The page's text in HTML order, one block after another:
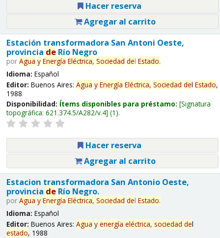
Hacer reserva
Agregar al carrito
Estación transformadora San Antoni Oeste,
provincia deRío Negro
por Agua y Energía Eléctrica, Sociedad del Estado.
Idioma: Español
Editor: Buenos Aires: Agua y Energía Eléctrica, Sociedad del Estado,
1988
Disponibilidad: Ítems disponibles para préstamo: Signatura
topográfica: 621.374.5/A282/v.4 (1).
Hacer reserva
Agregar al carrito
Estacion transformadora San Antonio Oeste,
provincia deRío Negro.
por Agua y Energía Eléctrica, Sociedad del Estado.
Idioma: Español
Editor: Buenos Aires: Agua y energía eléctrica, sociedad del
estado, 1988